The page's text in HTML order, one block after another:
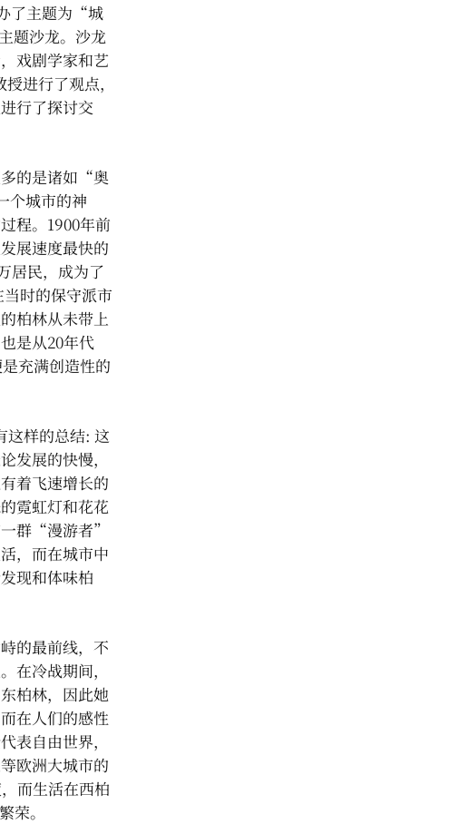
了主题为“城
题沙龙。沙龙
戏剧学家和艺
进行了观点，
行了探讨交
的是诸如“奥
个城市的神
程。1900年前
展速度最快的
居民，成为了
时的保守派市
柏林从未带上
是从20年代
充满创造性的
这样的总结: 这
发展的快慢，
着飞速增长的
霓虹灯和花花
群“漫游者”
，而在城市中
现和体味柏
的最前线，不
在冷战期间，
柏林，因此她
在人们的感性
表自由世界，
欧洲大城市的
而生活在西柏
荣。